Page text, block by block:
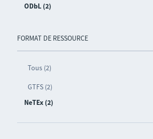
ODbL (2)
FORMAT DE RESSOURCE
Tous (2)
GTFS (2)
NeTEx (2)